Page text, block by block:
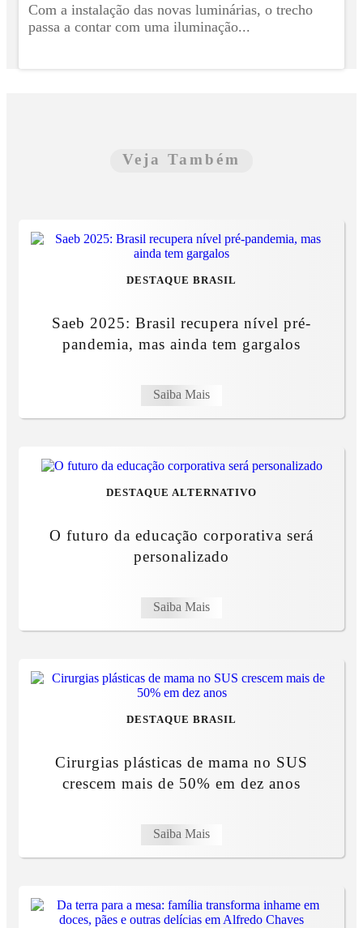
Com a instalação das novas luminárias, o trecho
passa a contar com uma iluminação...
Veja Também
DESTAQUE BRASIL
Saeb 2025: Brasil recupera nível pré-
pandemia, mas ainda tem gargalos
Saiba Mais
DESTAQUE ALTERNATIVO
O futuro da educação corporativa será
personalizado
Saiba Mais
DESTAQUE BRASIL
Cirurgias plásticas de mama no SUS
crescem mais de 50% em dez anos
Saiba Mais